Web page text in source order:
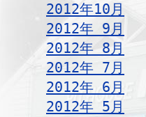
2012年10月
2012年 9月
2012年 8月
2012年 7月
2012年 6月
2012年 5月